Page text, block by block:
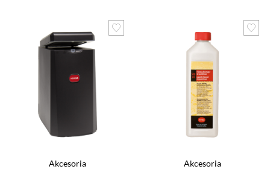
Akcesoria
Akcesoria